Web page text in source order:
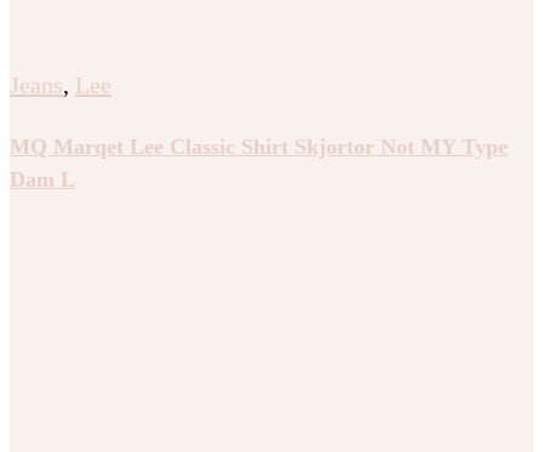
Jeans, Lee
MQ Marqet Lee Classic Shirt Skjortor Not MY Type
Dam L